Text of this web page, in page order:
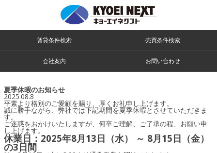
賃貸条件検索 売買条件検索
会社案内 お問い合わせ
夏季休暇のお知らせ
2025.08.8
平素より格別のご愛顧を賜り、厚くお礼申し上げます。
誠に勝手ながら、弊社では下記期間を夏季休暇とさせていただきま
す。
ご迷惑をおかけいたしますが、何卒ご理解、ご了承の程、お願い申
し上げます。
休業日：2025年8月13日（水） ～ 8月15日（金）
の3日間